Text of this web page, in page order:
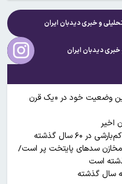
تحلیلی و خبریدیدبان ایران
خبریدیدبان ایران
وضعیت خود در «یک قرن
اخیر
سال گذشته
درصد از حجم مخازن سد‌های پایتخت پر است/